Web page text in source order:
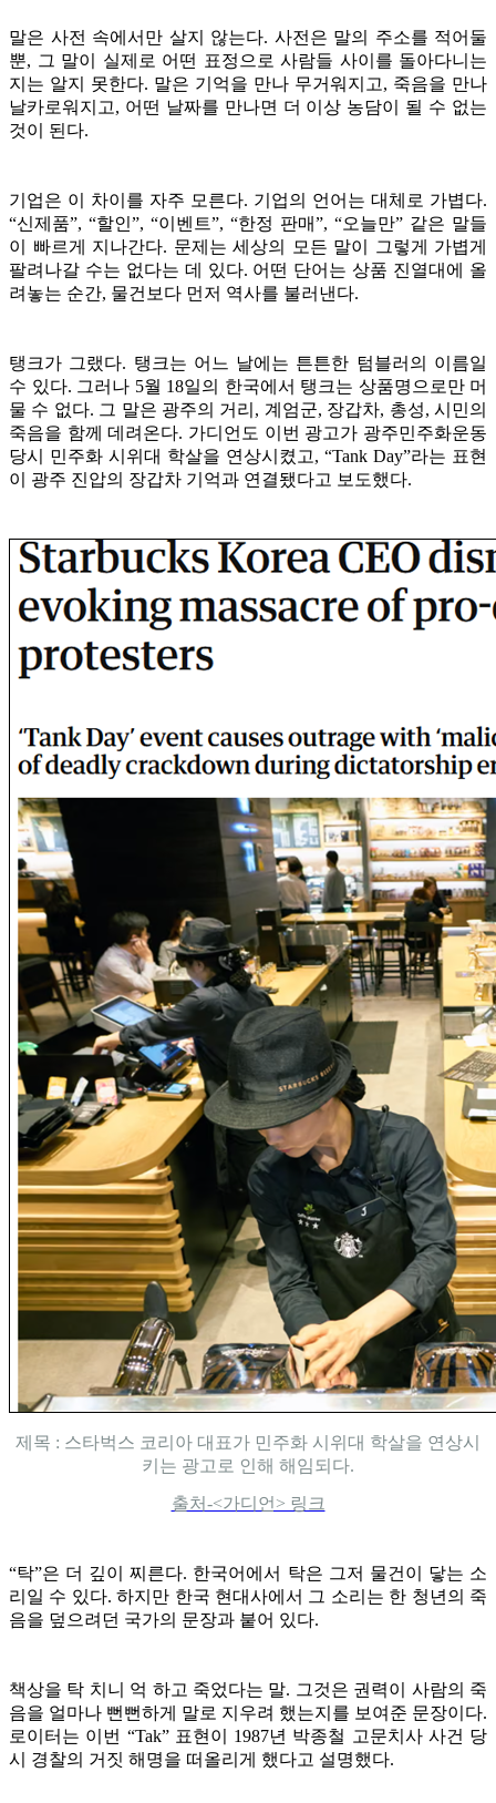
말은 사전 속에서만 살지 않는다. 사전은 말의 주소를 적어둘
뿐, 그 말이 실제로 어떤 표정으로 사람들 사이를 돌아다니는
지는 알지 못한다. 말은 기억을 만나 무거워지고, 죽음을 만나
날카로워지고, 어떤 날짜를 만나면 더 이상 농담이 될 수 없는
것이 된다.
기업은 이 차이를 자주 모른다. 기업의 언어는 대체로 가볍다.
“신제품”, “할인”, “이벤트”, “한정 판매”, “오늘만” 같은 말들
이 빠르게 지나간다. 문제는 세상의 모든 말이 그렇게 가볍게
팔려나갈 수는 없다는 데 있다. 어떤 단어는 상품 진열대에 올
려놓는 순간, 물건보다 먼저 역사를 불러낸다.
탱크가 그랬다. 탱크는 어느 날에는 튼튼한 텀블러의 이름일
수 있다. 그러나 5월 18일의 한국에서 탱크는 상품명으로만 머
물 수 없다. 그 말은 광주의 거리, 계엄군, 장갑차, 총성, 시민의
죽음을 함께 데려온다. 가디언도 이번 광고가 광주민주화운동
당시 민주화 시위대 학살을 연상시켰고, “Tank Day”라는 표현
이 광주 진압의 장갑차 기억과 연결됐다고 보도했다.
제목 : 스타벅스 코리아 대표가 민주화 시위대 학살을 연상시
키는 광고로 인해 해임되다.
출처-<가디언> 링크
“탁”은 더 깊이 찌른다. 한국어에서 탁은 그저 물건이 닿는 소
리일 수 있다. 하지만 한국 현대사에서 그 소리는 한 청년의 죽
음을 덮으려던 국가의 문장과 붙어 있다.
책상을 탁 치니 억 하고 죽었다는 말. 그것은 권력이 사람의 죽
음을 얼마나 뻔뻔하게 말로 지우려 했는지를 보여준 문장이다.
로이터는 이번 “Tak” 표현이 1987년 박종철 고문치사 사건 당
시 경찰의 거짓 해명을 떠올리게 했다고 설명했다.